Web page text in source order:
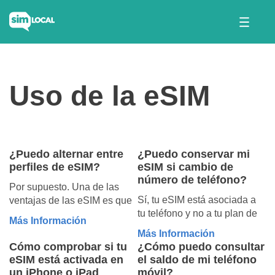
Uso de la eSIM
¿Puedo alternar entre
perfiles de eSIM?
Por supuesto. Una de las
ventajas de las eSIM es que
puedes tener varios planes
en tu teléfono y cambiar de
uno a otro en cualquier
momento, según tu ubicación
y el plan que desees utilizar.
Más Información
¿Puedo conservar mi
eSIM si cambio de
número de teléfono?
Sí, tu eSIM está asociada a
tu teléfono y no a tu plan de
operadora o número de
teléfono.
Más Información
Cómo comprobar si tu
eSIM está activada en
un iPhone o iPad
¿Cómo puedo consultar
el saldo de mi teléfono
móvil?